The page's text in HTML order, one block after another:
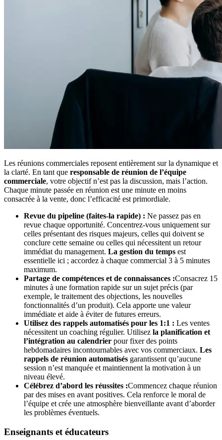
Les réunions commerciales reposent entièrement sur la dynamique et
la clarté. En tant que responsable de réunion de l’équipe
commerciale, votre objectif n’est pas la discussion, mais l’action.
Chaque minute passée en réunion est une minute en moins
consacrée à la vente, donc l’efficacité est primordiale.
Revue du pipeline (faites-la rapide) : Ne passez pas en
revue chaque opportunité. Concentrez-vous uniquement sur
celles présentant des risques majeurs, celles qui doivent se
conclure cette semaine ou celles qui nécessitent un retour
immédiat du management. La gestion du temps est
essentielle ici ; accordez à chaque commercial 3 à 5 minutes
maximum.
Partage de compétences et de connaissances :Consacrez 15
minutes à une formation rapide sur un sujet précis (par
exemple, le traitement des objections, les nouvelles
fonctionnalités d’un produit). Cela apporte une valeur
immédiate et aide à éviter de futures erreurs.
Utilisez des rappels automatisés pour les 1:1 : Les ventes
nécessitent un coaching régulier. Utilisez la planification et
l’intégration au calendrier pour fixer des points
hebdomadaires incontournables avec vos commerciaux. Les
rappels de réunion automatisés garantissent qu’aucune
session n’est manquée et maintiennent la motivation à un
niveau élevé.
Célébrez d’abord les réussites :Commencez chaque réunion
par des mises en avant positives. Cela renforce le moral de
l’équipe et crée une atmosphère bienveillante avant d’aborder
les problèmes éventuels.
Enseignants et éducateurs